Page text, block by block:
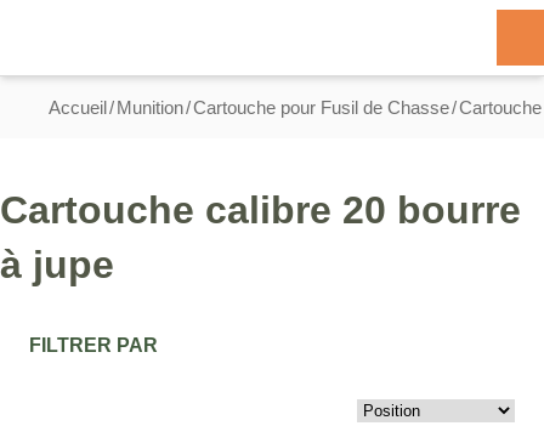
Rechercher
Accueil Munition Cartouche pour Fusil de Chasse
Cartouche calibre 20 bourre
à jupe
FILTRER PAR